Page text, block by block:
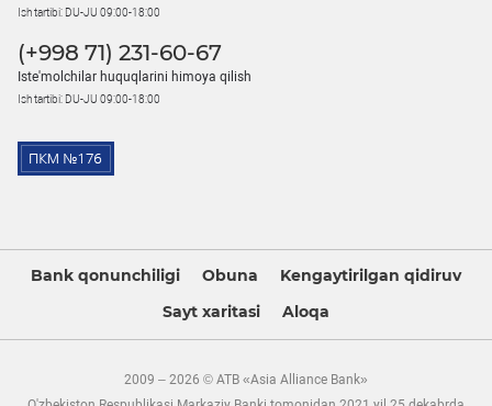
Ish tartibi: DU-JU 09:00-18:00
(+998 71) 231-60-67
Iste'molchilar huquqlarini himoya qilish
Ish tartibi: DU-JU 09:00-18:00
Bank qonunchiligi Obuna
Kengaytirilgan qidiruv
Sayt xaritasi
Aloqa
2009 – 2026 © ATB «Asia Alliance Bank»